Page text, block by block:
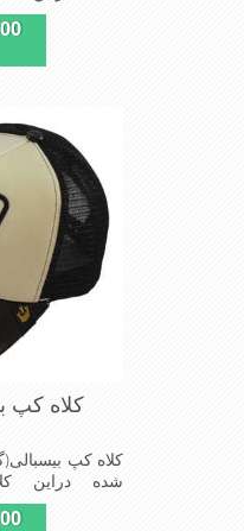
استفاده است
in chaina
کلاه کپ
کلاه کپ
شده دراین